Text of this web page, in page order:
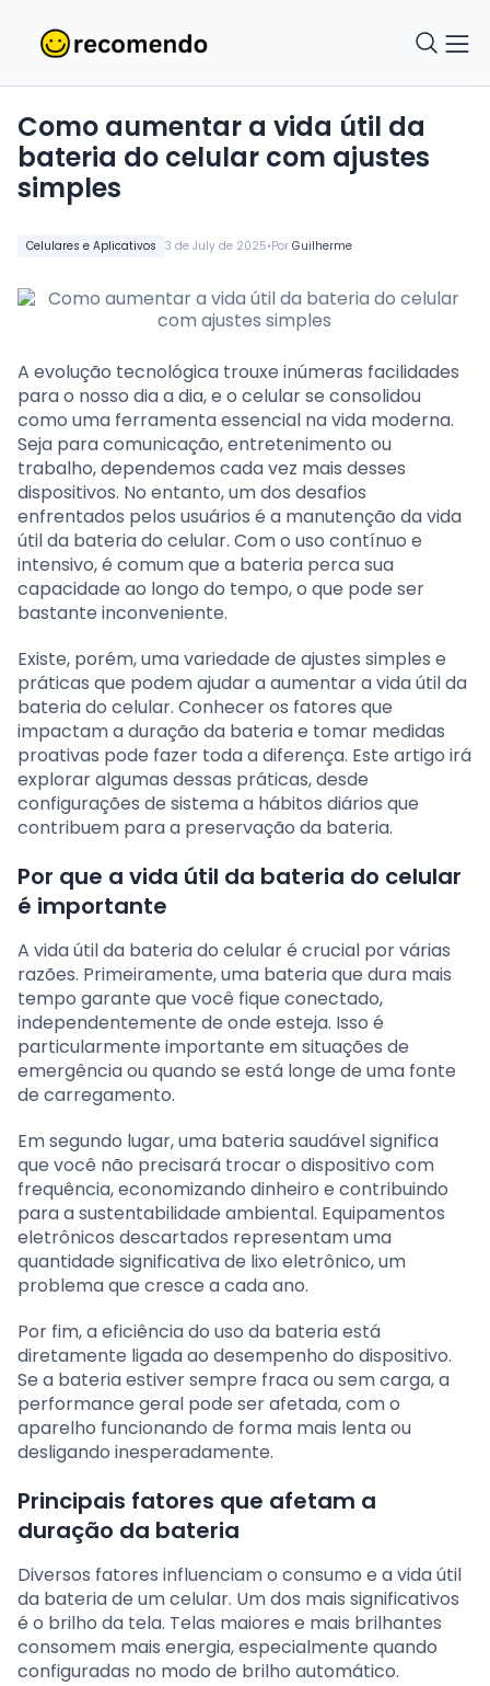
Celulares e Aplicativos 3 de July de 2025•Por Guilherme
Como aumentar a vida útil da
bateria do celular com ajustes
simples
A evolução tecnológica trouxe inúmeras facilidades
para o nosso dia a dia, e o celular se consolidou
como uma ferramenta essencial na vida moderna.
Seja para comunicação, entretenimento ou
trabalho, dependemos cada vez mais desses
dispositivos. No entanto, um dos desafios
enfrentados pelos usuários é a manutenção da vida
útil da bateria do celular. Com o uso contínuo e
intensivo, é comum que a bateria perca sua
capacidade ao longo do tempo, o que pode ser
bastante inconveniente.
Existe, porém, uma variedade de ajustes simples e
práticas que podem ajudar a aumentar a vida útil da
bateria do celular. Conhecer os fatores que
impactam a duração da bateria e tomar medidas
proativas pode fazer toda a diferença. Este artigo irá
explorar algumas dessas práticas, desde
configurações de sistema a hábitos diários que
contribuem para a preservação da bateria.
Por que a vida útil da bateria do celular
é importante
A vida útil da bateria do celular é crucial por várias
razões. Primeiramente, uma bateria que dura mais
tempo garante que você fique conectado,
independentemente de onde esteja. Isso é
particularmente importante em situações de
emergência ou quando se está longe de uma fonte
de carregamento.
Em segundo lugar, uma bateria saudável significa
que você não precisará trocar o dispositivo com
frequência, economizando dinheiro e contribuindo
para a sustentabilidade ambiental. Equipamentos
eletrônicos descartados representam uma
quantidade significativa de lixo eletrônico, um
problema que cresce a cada ano.
Por fim, a eficiência do uso da bateria está
diretamente ligada ao desempenho do dispositivo.
Se a bateria estiver sempre fraca ou sem carga, a
performance geral pode ser afetada, com o
aparelho funcionando de forma mais lenta ou
desligando inesperadamente.
Principais fatores que afetam a
duração da bateria
Diversos fatores influenciam o consumo e a vida útil
da bateria de um celular. Um dos mais significativos
é o brilho da tela. Telas maiores e mais brilhantes
consomem mais energia, especialmente quando
configuradas no modo de brilho automático.